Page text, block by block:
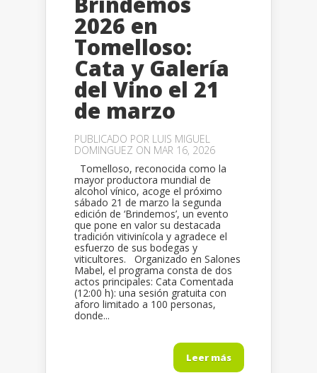
2026 en
Tomelloso:
Cata y Galería
del Vino el 21
de marzo
PUBLICADO POR LUIS MIGUEL
DOMINGUEZ ON MAR 16, 2026
Tomelloso, reconocida como la
mayor productora mundial de
alcohol vínico, acoge el próximo
sábado 21 de marzo la segunda
edición de ‘Brindemos’, un evento
que pone en valor su destacada
tradición vitivinícola y agradece el
esfuerzo de sus bodegas y
viticultores. Organizado en Salones
Mabel, el programa consta de dos
actos principales: Cata Comentada
(12:00 h): una sesión gratuita con
aforo limitado a 100 personas,
donde...
Leer más